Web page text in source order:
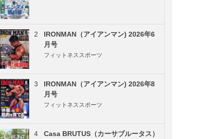
2
IRONMAN（アイアンマン) 2026年6
月号
フィットネススポーツ
3
IRONMAN（アイアンマン) 2026年8
月号
フィットネススポーツ
4
Casa BRUTUS（カーサブルータス）